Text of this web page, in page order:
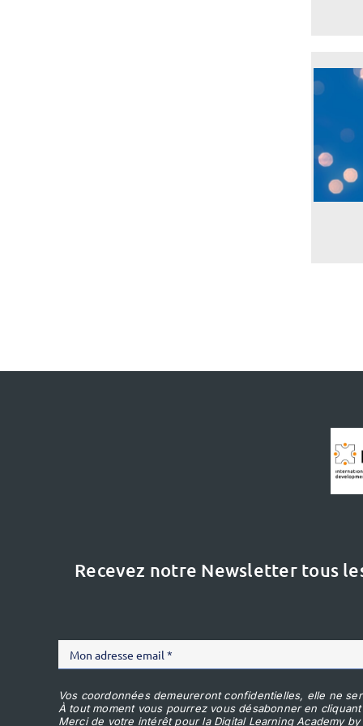
Recevez notre Newsletter tous
Vos coordonnées demeureront confidentielles, elle ne
À tout moment vous pourrez vous désabonner en
Merci de votre intérêt pour la Digital Learning Academy by